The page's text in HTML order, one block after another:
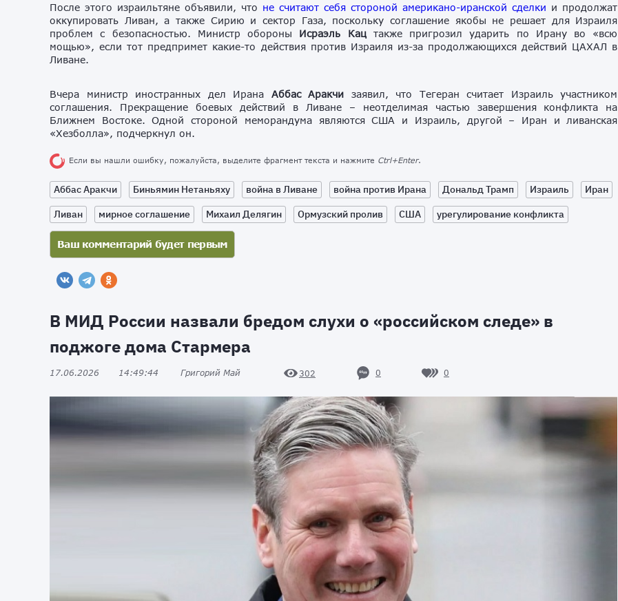
После этого израильтяне объявили, что не считают себя стороной американо-иранской сделки и продолжат
оккупировать Ливан, а также Сирию и сектор Газа, поскольку соглашение якобы не решает для Израиля
проблем с безопасностью. Министр обороны Исраэль Кац также пригрозил ударить по Ирану во «всю
мощью», если тот предпримет какие-то действия против Израиля из-за продолжающихся действий ЦАХАЛ в
Ливане.
Вчера министр иностранных дел Ирана Аббас Аракчи заявил, что Тегеран считает Израиль участником
соглашения. Прекращение боевых действий в Ливане – неотделимая частью завершения конфликта на
Ближнем Востоке. Одной стороной меморандума являются США и Израиль, другой – Иран и ливанская
«Хезболла», подчеркнул он.
Если вы нашли ошибку, пожалуйста, выделите фрагмент текста и нажмите Ctrl+Enter.
Аббас Аракчи Биньямин Нетаньяху война в Ливане война против Ирана Дональд Трамп Израиль
Иран
Ливан
мирное соглашение Михаил Делягин Ормузский пролив США урегулирование конфликта
В МИД России назвали бредом слухи о «российском следе» в
поджоге дома Стармера
17.06.2026 14:49:44 Григорий Май 302 0 0